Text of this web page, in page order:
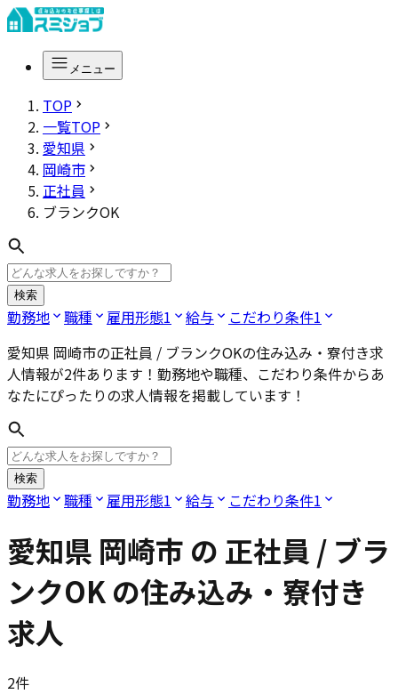
メニュー
TOP
一覧TOP
愛知県
岡崎市
正社員
ブランクOK
検索
勤務地 職種 雇用形態1 給与 こだわり条件1
愛知県 岡崎市の正社員 / ブランクOKの住み込み・寮付き求
人情報が2件あります！勤務地や職種、こだわり条件からあ
なたにぴったりの求人情報を掲載しています！
検索
勤務地 職種 雇用形態1 給与 こだわり条件1
愛知県 岡崎市 の 正社員 / ブラ
ンクOKの住み込み・寮付き
求人
2件